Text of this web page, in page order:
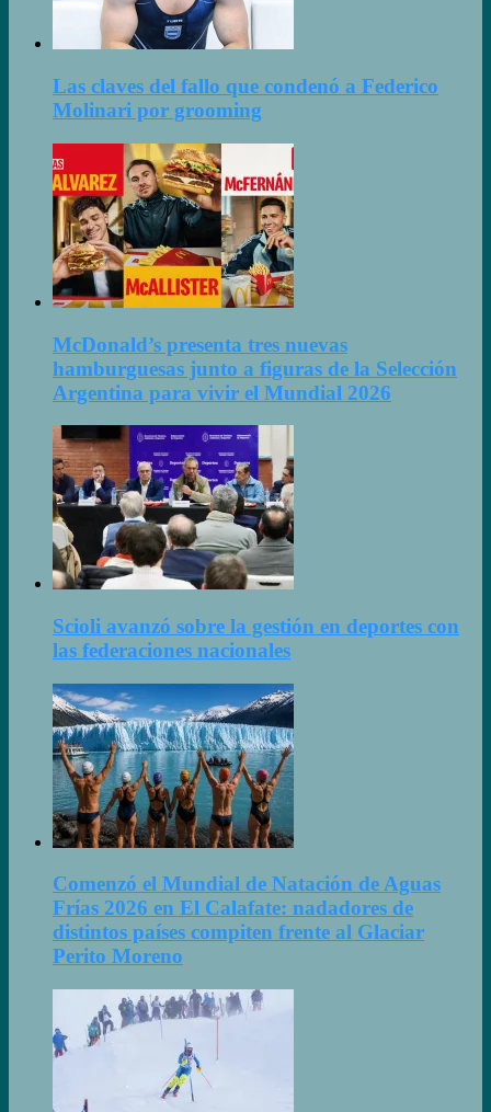
Las claves del fallo que condenó a Federico
Molinari por grooming
McDonald’s presenta tres nuevas
hamburguesas junto a figuras de la Selección
Argentina para vivir el Mundial 2026
Scioli avanzó sobre la gestión en deportes con
las federaciones nacionales
Comenzó el Mundial de Natación de Aguas
Frías 2026 en El Calafate: nadadores de
distintos países compiten frente al Glaciar
Perito Moreno